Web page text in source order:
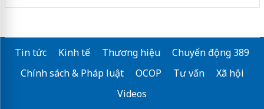
Tin tức Kinh tế Thương hiệu
Chuyển động 389
Chính sách & Pháp luật
OCOP Tư vấn
Xã hội
Videos